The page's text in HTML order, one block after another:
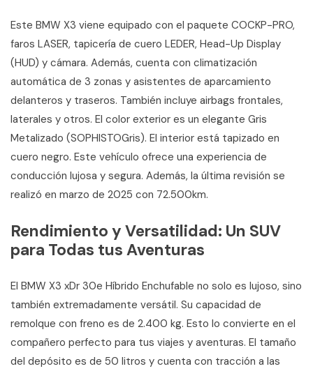
Este BMW X3 viene equipado con el paquete COCKP-PRO,
faros LASER, tapicería de cuero LEDER, Head-Up Display
(HUD) y cámara. Además, cuenta con climatización
automática de 3 zonas y asistentes de aparcamiento
delanteros y traseros. También incluye airbags frontales,
laterales y otros. El color exterior es un elegante Gris
Metalizado (SOPHISTOGris). El interior está tapizado en
cuero negro. Este vehículo ofrece una experiencia de
conducción lujosa y segura. Además, la última revisión se
realizó en marzo de 2025 con 72.500km.
Rendimiento y Versatilidad: Un SUV
para Todas tus Aventuras
El BMW X3 xDr 30e Híbrido Enchufable no solo es lujoso, sino
también extremadamente versátil. Su capacidad de
remolque con freno es de 2.400 kg. Esto lo convierte en el
compañero perfecto para tus viajes y aventuras. El tamaño
del depósito es de 50 litros y cuenta con tracción a las